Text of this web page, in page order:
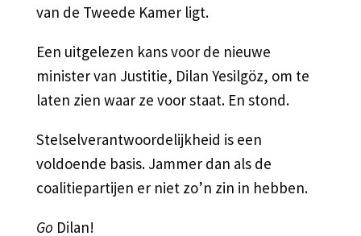
van de Tweede Kamer ligt.
Een uitgelezen kans voor de nieuwe
minister van Justitie, Dilan Yesilgöz, om te
laten zien waar ze voor staat. En stond.
Stelselverantwoordelijkheid is een
voldoende basis. Jammer dan als de
coalitiepartijen er niet zo’n zin in hebben.
Go Dilan!